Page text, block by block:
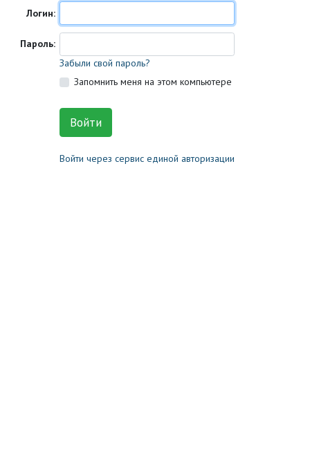
Логин:
Пароль:
Забыли свой пароль?
Запомнить меня на этом компьютере
Войти через сервис единой авторизации